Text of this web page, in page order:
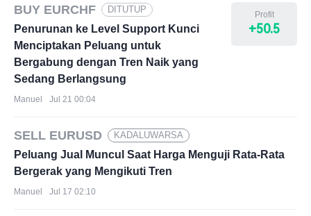
BUY EURCHF DITUTUP
Penurunan ke Level Support Kunci
Menciptakan Peluang untuk
Bergabung dengan Tren Naik yang
Sedang Berlangsung
Profit
+50.5
Manuel Jul 21 00:04
SELL EURUSD KADALUWARSA
Peluang Jual Muncul Saat Harga Menguji Rata-Rata
Bergerak yang Mengikuti Tren
Manuel Jul 17 02:10